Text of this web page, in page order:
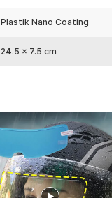
deras sekali pun.
dengan lapisan nano
mengganggu pandangan
aman jika
cocok digunakan untuk
sticker di kaca
dengan sempurna
Plastik Nano Coating
24.5 x 7.5 cm